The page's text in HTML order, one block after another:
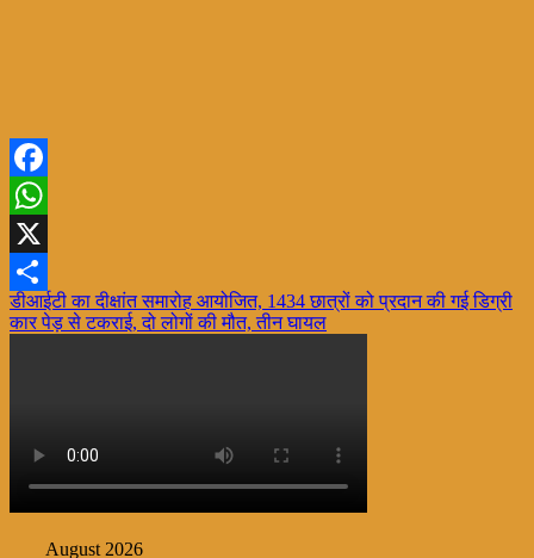
Facebook
WhatsApp
X
Share
Post
navigation
डीआईटी का दीक्षांत समारोह आयोजित, 1434 छात्रों को प्रदान की गई डिग्री
कार पेड़ से टकराई, दो लोगों की मौत, तीन घायल
August 2026